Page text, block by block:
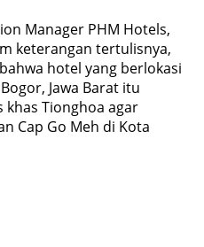
Manager PHM Hotels,
keterangan tertulisnya,
hotel yang berlokasi
Jawa Barat itu
Tionghoa agar
Cap Go Meh di Kota